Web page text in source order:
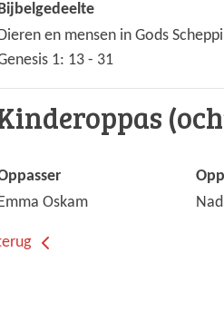
en mensen in Gods
1: 13 - 31
Oskam